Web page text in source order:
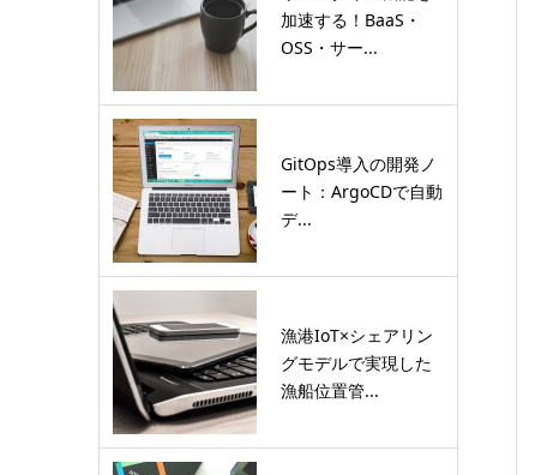
加速する！BaaS・
OSS・サー...
GitOps導入の開発ノ
ート：ArgoCDで自動
デ...
漁港IoT×シェアリン
グモデルで実現した
漁船位置管...